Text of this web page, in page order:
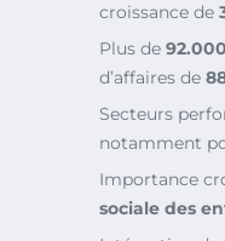
croissance de
Plus de
d’affaires de
Secteurs
notamment
Importance
sociale des